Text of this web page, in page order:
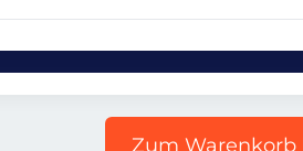
Zum Warenkorb